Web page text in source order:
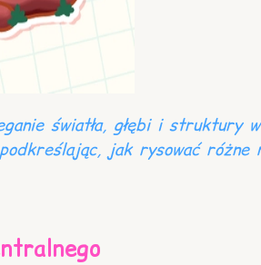
światła, głębi i
jak rysować